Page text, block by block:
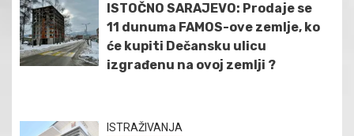
ISTOČNO SARAJEVO: Prodaje se
11 dunuma FAMOS-ove zemlje, ko
će kupiti Dečansku ulicu
izgrađenu na ovoj zemlji ?
ISTRAŽIVANJA